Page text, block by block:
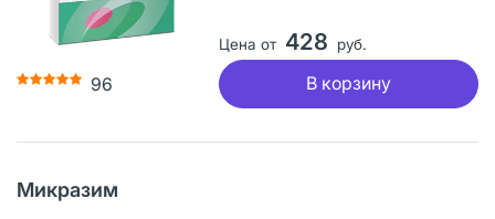
96
Цена от 428 руб.
В корзину
Микразим